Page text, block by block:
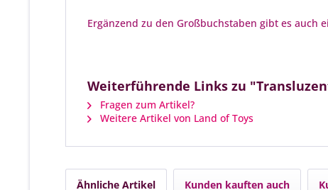
Ergänzend zu den Großbuchstaben gibt es auch
Weiterführende Links zu
Fragen zum Artikel?
Weitere Artikel von Land of Toys
Ähnliche Artikel Kunden kauften auch